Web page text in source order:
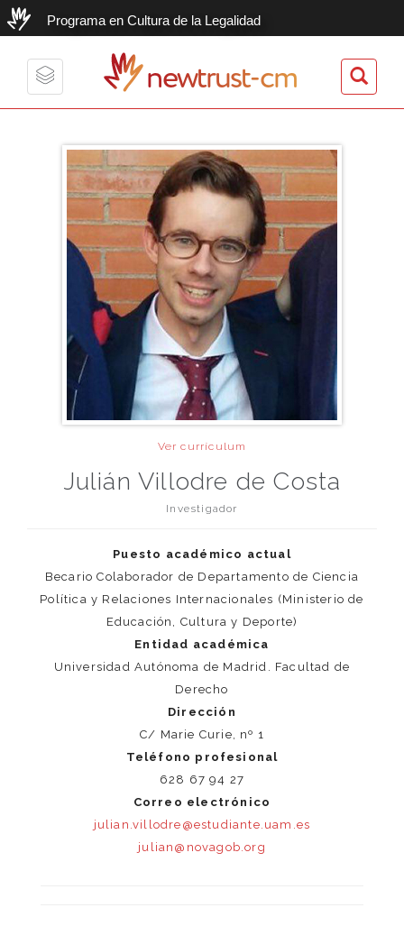
Programa en Cultura de la Legalidad
Toggle
newtrust-cm
Ver currículum
Julián Villodre de Costa
Investigador
Puesto académico actual
Becario Colaborador de Departamento de Ciencia
Política y Relaciones Internacionales (Ministerio de
Educación, Cultura y Deporte)
Entidad académica
Universidad Autónoma de Madrid. Facultad de
Derecho
Dirección
C/ Marie Curie, nº 1
Teléfono profesional
628 67 94 27
Correo electrónico
julian.villodre@estudiante.uam.es
julian@novagob.org